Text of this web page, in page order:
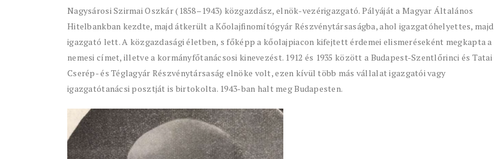
Nagysárosi Szirmai Oszkár (1858–1943) közgazdász, elnök-vezérigazgató. Pályáját a Magyar Általános
Hitelbankban kezdte, majd átkerült a Kőolajfinomítógyár Részvénytársaságba, ahol igazgatóhelyettes, majd
igazgató lett. A közgazdasági életben, s főképp a kőolajpiacon kifejtett érdemei elismeréseként megkapta a
nemesi címet, illetve a kormányfőtanácsosi kinevezést. 1912 és 1935 között a Budapest-Szentlőrinci és Tatai
Cserép- és Téglagyár Részvénytársaság elnöke volt, ezen kívül több más vállalat igazgatói vagy
igazgatótanácsi posztját is birtokolta. 1943-ban halt meg Budapesten.